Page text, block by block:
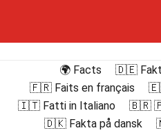
🌍 Facts
🇩🇪
🇫🇷 Faits en français
🇮🇹 Fatti in Italiano
🇧🇷
🇩🇰 Fakta på dansk